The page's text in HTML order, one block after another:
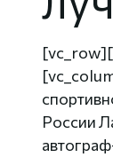
России